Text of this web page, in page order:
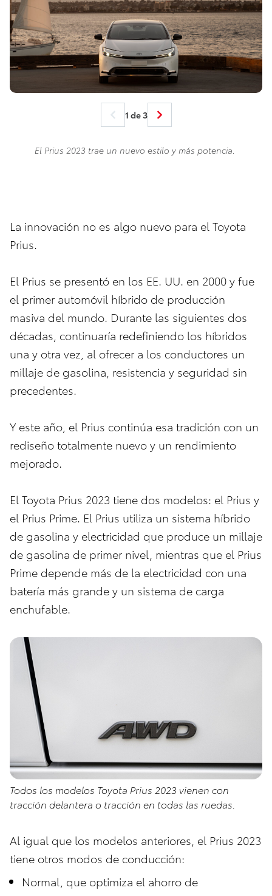
1 de 3
El Prius 2023 trae un nuevo estilo y más potencia.
La innovación no es algo nuevo para el Toyota
Prius.
El Prius se presentó en los EE. UU. en 2000 y fue
el primer automóvil híbrido de producción
masiva del mundo. Durante las siguientes dos
décadas, continuaría redefiniendo los híbridos
una y otra vez, al ofrecer a los conductores un
millaje de gasolina, resistencia y seguridad sin
precedentes.
Y este año, el Prius continúa esa tradición con un
rediseño totalmente nuevo y un rendimiento
mejorado.
El Toyota Prius 2023 tiene dos modelos: el Prius y
el Prius Prime. El Prius utiliza un sistema híbrido
de gasolina y electricidad que produce un millaje
de gasolina de primer nivel, mientras que el Prius
Prime depende más de la electricidad con una
batería más grande y un sistema de carga
enchufable.
Todos los modelos Toyota Prius 2023 vienen con
tracción delantera o tracción en todas las ruedas.
Al igual que los modelos anteriores, el Prius 2023
tiene otros modos de conducción:
Normal, que optimiza el ahorro de